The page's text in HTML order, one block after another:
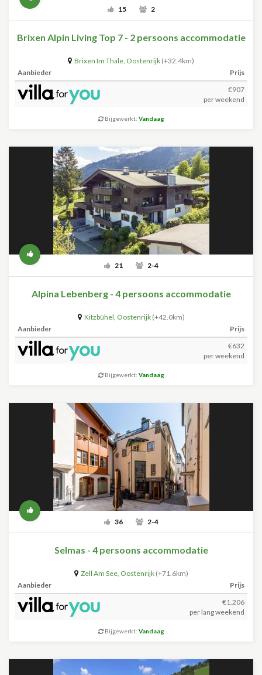
15 2
Brixen Alpin Living Top 7 - 2 persoons accommodatie
Brixen Im Thale, Oostenrijk (+32.4km)
Aanbieder
Prijs
€907
per weekend
Bijgewerkt: Vandaag
21 2-4
Alpina Lebenberg - 4 persoons accommodatie
Kitzbühel, Oostenrijk (+42.0km)
Aanbieder
Prijs
€632
per weekend
Bijgewerkt: Vandaag
36 2-4
Selmas - 4 persoons accommodatie
Zell Am See, Oostenrijk (+71.6km)
Aanbieder
Prijs
€1.206
per lang weekend
Bijgewerkt: Vandaag